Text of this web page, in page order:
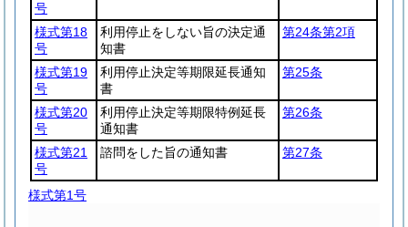
号
様式第18
号
利用停止をしない旨の決定通
知書
第24条第2項
様式第19
号
利用停止決定等期限延長通知
書
第25条
様式第20
号
利用停止決定等期限特例延長
通知書
第26条
様式第21
号
諮問をした旨の通知書 第27条
様式第1号